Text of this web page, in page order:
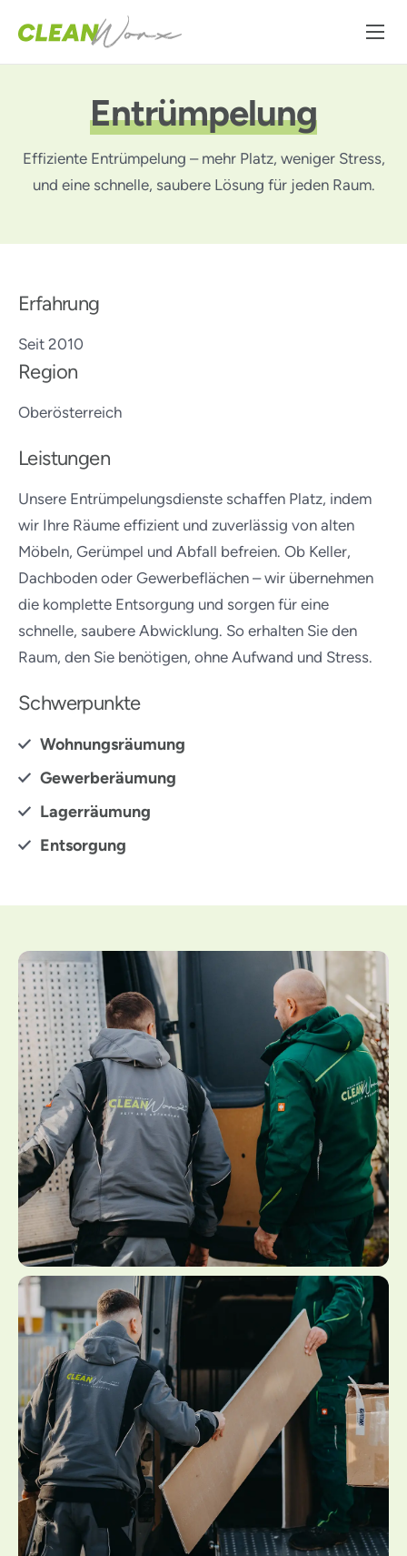
Leistungen
Kontakt
Entrümpelung
Effiziente Entrümpelung – mehr Platz, weniger Stress,
und eine schnelle, saubere Lösung für jeden Raum.
Erfahrung
Seit 2010
Region
Oberösterreich
Leistungen
Unsere Entrümpelungsdienste schaffen Platz, indem
wir Ihre Räume effizient und zuverlässig von alten
Möbeln, Gerümpel und Abfall befreien. Ob Keller,
Dachboden oder Gewerbeflächen – wir übernehmen
die komplette Entsorgung und sorgen für eine
schnelle, saubere Abwicklung. So erhalten Sie den
Raum, den Sie benötigen, ohne Aufwand und Stress.
Schwerpunkte
Wohnungsräumung
Gewerberäumung
Lagerräumung
Entsorgung